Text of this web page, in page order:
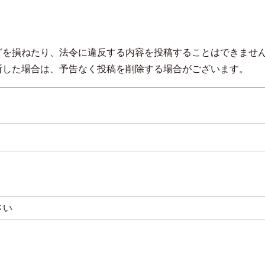
損ねたり、法令に違反する内容を投稿することはできませ
た場合は、予告なく投稿を削除する場合がございます。